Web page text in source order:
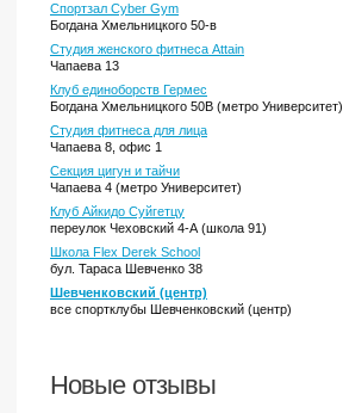
Спортзал Cyber Gym
Богдана Хмельницкого 50-в
Студия женского фитнеса Attain
Чапаева 13
Клуб единоборств Гермес
Богдана Хмельницкого 50В (метро Университет)
Студия фитнеса для лица
Чапаева 8, офис 1
Секция цигун и тайчи
Чапаева 4 (метро Университет)
Клуб Айкидо Суйгетцу
переулок Чеховский 4-А (школа 91)
Школа Flex Derek School
бул. Тараса Шевченко 38
Шевченковский (центр)
все спортклубы Шевченковский (центр)
Новые отзывы